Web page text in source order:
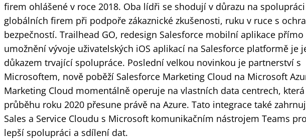
firem ohlášené v roce 2018. Oba lídři se shodují v důrazu na spolupráci
globálních firem při podpoře zákaznické zkušenosti, ruku v ruce s
bezpečností. Trailhead GO, redesign Salesforce mobilní aplikace přímo
umožnění vývoje uživatelských iOS aplikací na Salesforce platformě je
důkazem trvající spolupráce. Poslední velkou novinkou je partnerství s
Microsoftem, nově poběží Salesforce Marketing Cloud na Microsoft
Marketing Cloud momentálně operuje na vlastních data centrech,
průběhu roku 2020 přesune právě na Azure. Tato integrace také
Sales a Service Cloudu s Microsoft komunikačním nástrojem Teams
lepší spolupráci a sdílení dat.